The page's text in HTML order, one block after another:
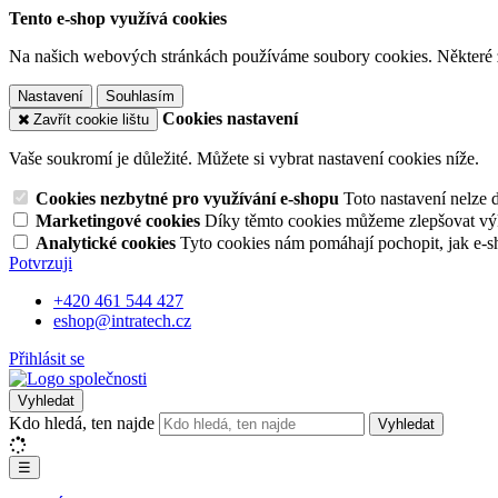
Tento e-shop využívá cookies
Na našich webových stránkách používáme soubory cookies.
Nastavení
Souhlasím
Zavřít cookie lištu
Cookies nastavení
Vaše soukromí je důležité. Můžete si vybrat nastavení cookies níže.
Cookies nezbytné pro využívání e-shopu Toto nastavení nelze
Marketingové cookies Díky těmto cookies můžeme zlepšovat
Analytické cookies Tyto cookies nám pomáhají pochopit, jak e-
Potvrzuji
+420 461 544 427
eshop@intratech.cz
Přihlásit se
Vyhledat
Kdo hledá, ten najde Vyhledat
☰